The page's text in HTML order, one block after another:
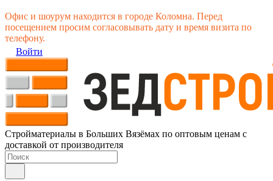
Офис и шоурум находится в городе Коломна. Перед
посещением просим согласовывать дату и время визита по
телефону.
Войти
Стройматериалы в Больших Вязёмах по оптовым ценам с
доставкой от производителя